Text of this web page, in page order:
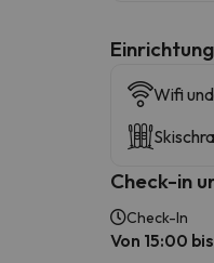
Wifi
Check-in
Check-In
Von 15:00